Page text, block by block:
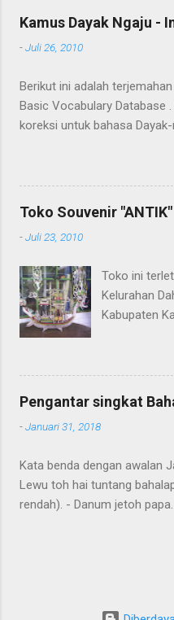
Kamus Dayak Ngaju -
-Juli 26, 2010
Berikut ini adalah
Basic Vocabulary Database
koreksi untuk bahasa
Translate . Koreksi bahasa
M.Kes. Untuk koreksi dari
komentar. Upaya
Dayak Ngaju - Indonesia .
Toko Souvenir "ANTIK"
-Juli 23, 2010
Toko ini
Kelurahan
Kabupaten
khas
terbuat dari
tampak
naga dari
Pengantar singkat
-Januari 31, 2018
Kata benda dengan awalan
Lewu toh hai tuntang
rendah). - Danum jetoh
sederhana yang dibentuk